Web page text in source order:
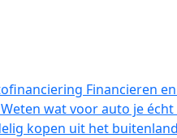
Financieren
Weten wat voor auto je
kopen uit het buitenland